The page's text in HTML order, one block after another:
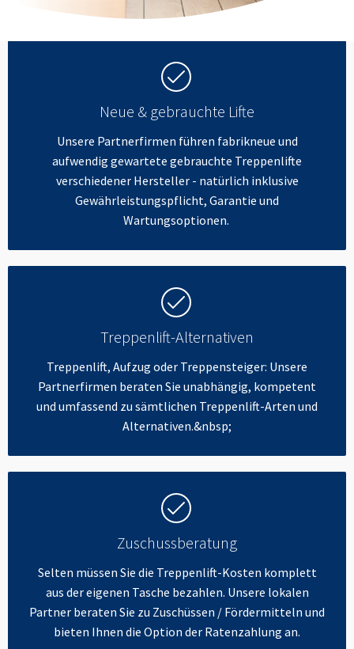
Neue & gebrauchte Lifte
Unsere Partnerfirmen führen fabrikneue und
aufwendig gewartete gebrauchte Treppenlifte
verschiedener Hersteller - natürlich inklusive
Gewährleistungspflicht, Garantie und
Wartungsoptionen.
Treppenlift-Alternativen
Treppenlift, Aufzug oder Treppensteiger: Unsere
Partnerfirmen beraten Sie unabhängig, kompetent
und umfassend zu sämtlichen Treppenlift-Arten und
Alternativen.&nbsp;
Zuschussberatung
Selten müssen Sie die Treppenlift-Kosten komplett
aus der eigenen Tasche bezahlen. Unsere lokalen
Partner beraten Sie zu Zuschüssen / Fördermitteln und
bieten Ihnen die Option der Ratenzahlung an.